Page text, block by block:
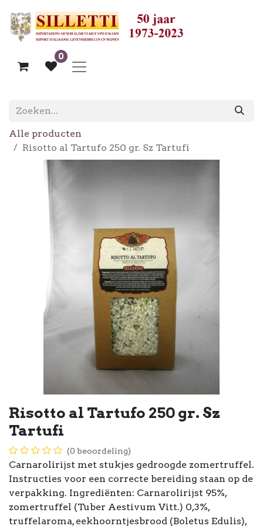
0
Alle producten
Risotto al Tartufo 250 gr. Sz Tartufi
Risotto al Tartufo 250 gr. Sz
Tartufi
(0 beoordeling)
Carnarolirijst met stukjes gedroogde zomertruffel.
Instructies voor een correcte bereiding staan op de
verpakking. Ingrediënten: Carnarolirijst 95%,
zomertruffel (Tuber Aestivum Vitt.) 0,3%,
truffelaroma, eekhoorntjesbrood (Boletus Edulis),